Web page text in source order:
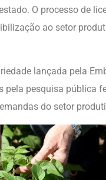
O processo de
ao setor
lançada pela
pela pesquisa pública
do setor